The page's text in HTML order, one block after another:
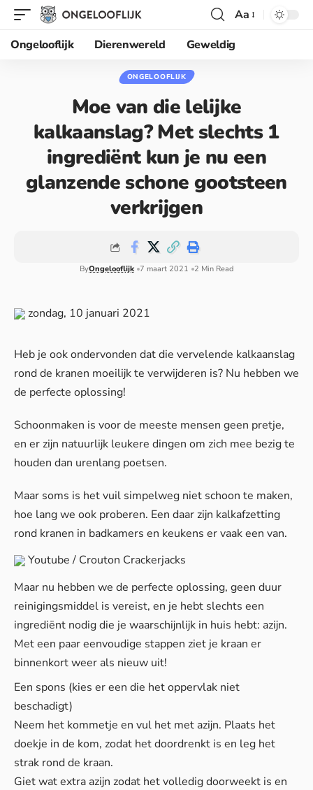
Aa
Ongelooflijk
Dierenwereld Geweldig
ONGELOOFLIJK
Moe van die lelijke
kalkaanslag? Met slechts 1
ingrediënt kun je nu een
glanzende schone gootsteen
verkrijgen
ByOngelooflijk 7 maart 2021 2 Min Read
zondag, 10 januari 2021
Heb je ook ondervonden dat die vervelende kalkaanslag
rond de kranen moeilijk te verwijderen is? Nu hebben we
de perfecte oplossing!
Schoonmaken is voor de meeste mensen geen pretje,
en er zijn natuurlijk leukere dingen om zich mee bezig te
houden dan urenlang poetsen.
Maar soms is het vuil simpelweg niet schoon te maken,
hoe lang we ook proberen. Een daar zijn kalkafzetting
rond kranen in badkamers en keukens er vaak een van.
Youtube / Crouton Crackerjacks
Maar nu hebben we de perfecte oplossing, geen duur
reinigingsmiddel is vereist, en je hebt slechts een
ingrediënt nodig die je waarschijnlijk in huis hebt: azijn.
Met een paar eenvoudige stappen ziet je kraan er
binnenkort weer als nieuw uit!
Een spons (kies er een die het oppervlak niet
beschadigt)
Neem het kommetje en vul het met azijn. Plaats het
doekje in de kom, zodat het doordrenkt is en leg het
strak rond de kraan.
Giet wat extra azijn zodat het volledig doorweekt is en